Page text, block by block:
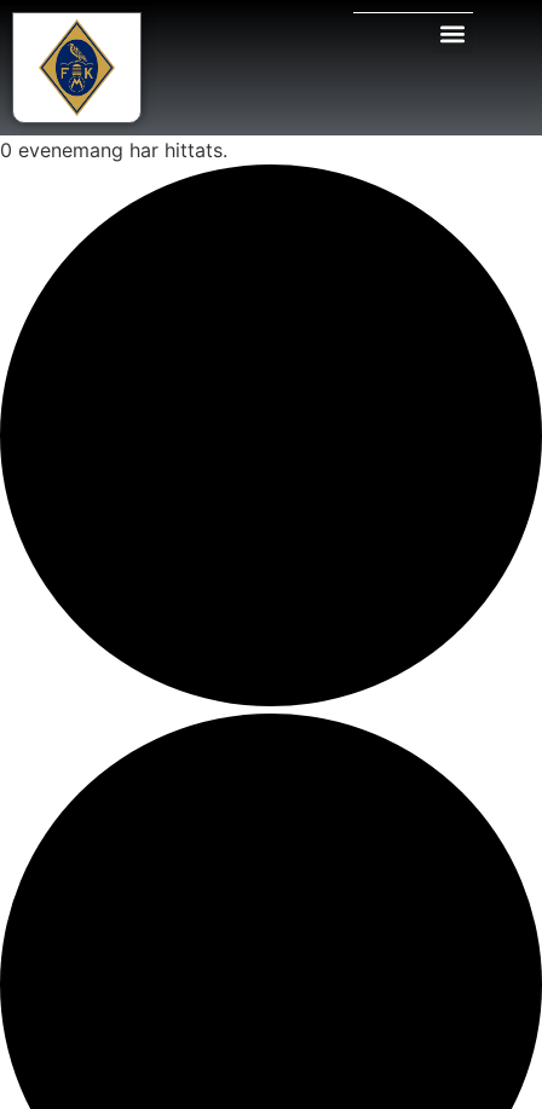
0 evenemang har hittats.